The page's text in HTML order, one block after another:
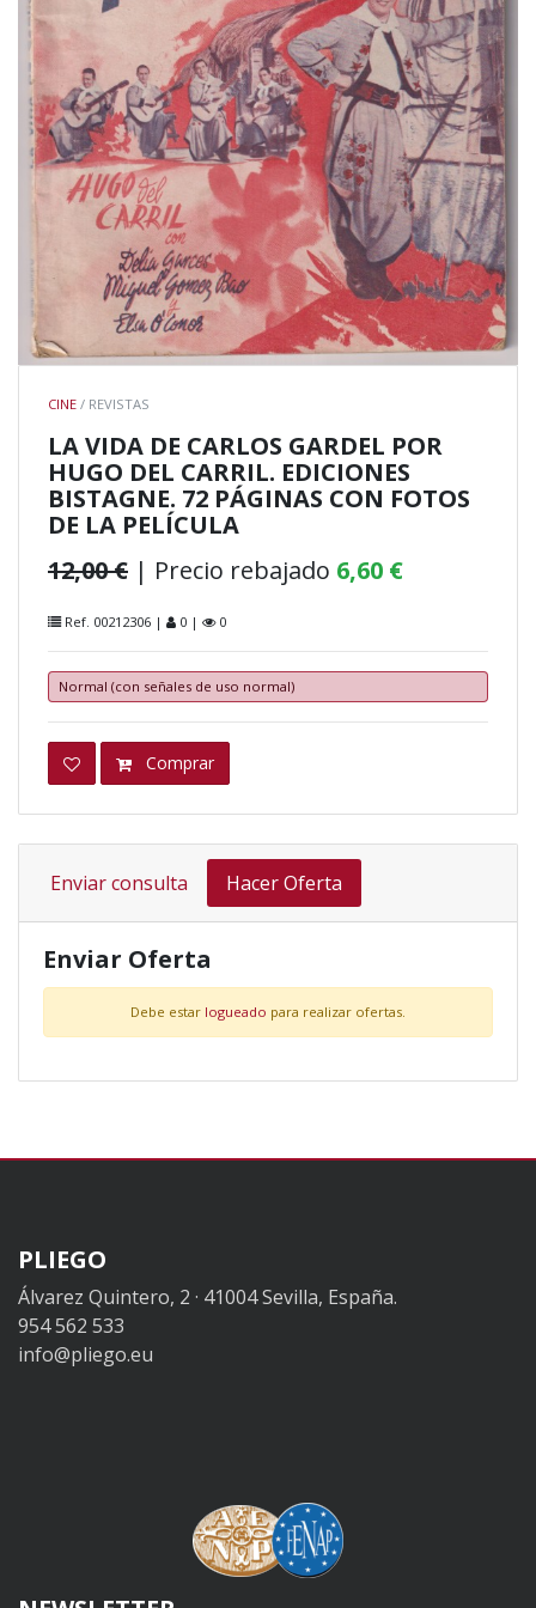
CINE / REVISTAS
LA VIDA DE CARLOS GARDEL POR
HUGO DEL CARRIL. EDICIONES
BISTAGNE. 72 PÁGINAS CON FOTOS
DE LA PELÍCULA
12,00 € | Precio rebajado 6,60 €
Ref. 00212306 | 0 | 0
Normal (con señales de uso normal)
Comprar
Enviar consulta Hacer Oferta
Enviar Oferta
Debe estar logueado para realizar ofertas.
PLIEGO
Álvarez Quintero, 2 · 41004 Sevilla, España.
954 562 533
info@pliego.eu